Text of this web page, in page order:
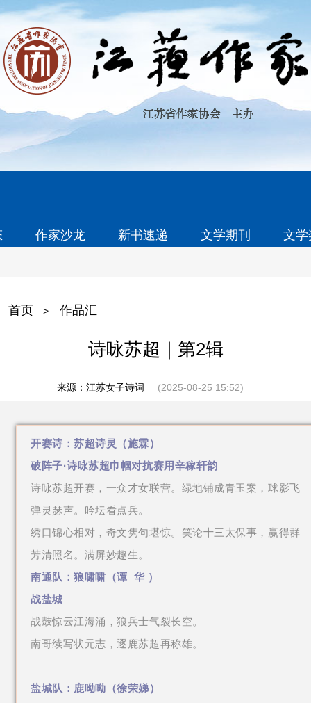
作家沙龙 新书速递 文学期刊 文
首页 > 作品汇
诗咏苏超｜第2辑
来源：江苏女子诗词 (2025-08-25 15:52)
开赛诗：苏超诗灵（施霖）
破阵子·诗咏苏超巾帼对抗赛用辛稼轩韵
诗咏苏超开赛，一众才女联营。绿地铺成青玉案，球影飞
弹灵瑟声。吟坛看点兵。
绣口锦心相对，奇文隽句堪惊。笑论十三太保事，赢得群
芳清照名。满屏妙趣生。
南通队：狼啸啸 （谭 华 ）
战盐城
战鼓惊云江海涌，狼兵士气裂长空。
南哥续写状元志，逐鹿苏超再称雄。
盐城队：鹿呦呦 （徐荣娣）